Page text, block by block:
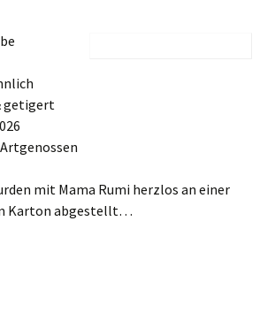
getigert
Artgenossen
mit Mama Rumi herzlos an einer
Karton abgestellt…